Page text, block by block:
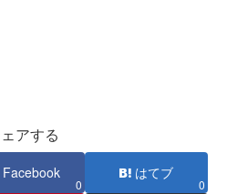
アする
Facebook
0
はてブ
0